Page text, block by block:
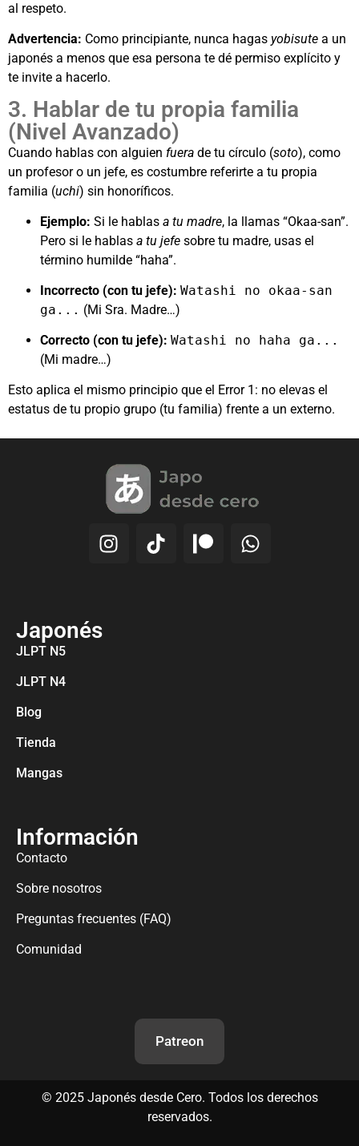
al respeto.
Advertencia: Como principiante, nunca hagas yobisute a un
japonés a menos que esa persona te dé permiso explícito y
te invite a hacerlo.
3. Hablar de tu propia familia
(Nivel Avanzado)
Cuando hablas con alguien fuera de tu círculo (soto), como
un profesor o un jefe, es costumbre referirte a tu propia
familia (uchi) sin honoríficos.
Ejemplo: Si le hablas a tu madre, la llamas “Okaa-san”.
Pero si le hablas a tu jefe sobre tu madre, usas el
término humilde “haha”.
Incorrecto (con tu jefe): Watashi no okaa-san
ga... (Mi Sra. Madre…)
Correcto (con tu jefe): Watashi no haha ga...
(Mi madre…)
Esto aplica el mismo principio que el Error 1: no elevas el
estatus de tu propio grupo (tu familia) frente a un externo.
Japonés
JLPT N5
JLPT N4
Blog
Tienda
Mangas
Información
Contacto
Sobre nosotros
Preguntas frecuentes (FAQ)
Comunidad
Patreon
© 2025Japonés desde Cero. Todos los derechos
reservados.